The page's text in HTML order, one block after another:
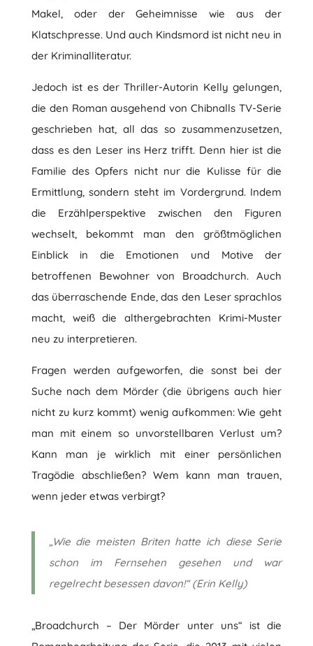
Makel, oder der Geheimnisse wie aus der
Klatschpresse. Und auch Kindsmord ist nicht neu in
der Kriminalliteratur.
Jedoch ist es der Thriller-Autorin Kelly gelungen,
die den Roman ausgehend von Chibnalls TV-Serie
geschrieben hat, all das so zusammenzusetzen,
dass es den Leser ins Herz trifft. Denn hier ist die
Familie des Opfers nicht nur die Kulisse für die
Ermittlung, sondern steht im Vordergrund. Indem
die Erzählperspektive zwischen den Figuren
wechselt, bekommt man den größtmöglichen
Einblick in die Emotionen und Motive der
betroffenen Bewohner von Broadchurch. Auch
das überraschende Ende, das den Leser sprachlos
macht, weiß die althergebrachten Krimi-Muster
neu zu interpretieren.
Fragen werden aufgeworfen, die sonst bei der
Suche nach dem Mörder (die übrigens auch hier
nicht zu kurz kommt) wenig aufkommen: Wie geht
man mit einem so unvorstellbaren Verlust um?
Kann man je wirklich mit einer persönlichen
Tragödie abschließen? Wem kann man trauen,
wenn jeder etwas verbirgt?
„Wie die meisten Briten hatte ich diese Serie
schon im Fernsehen gesehen und war
regelrecht besessen davon!“ (Erin Kelly)
„Broadchurch – Der Mörder unter uns“ ist die